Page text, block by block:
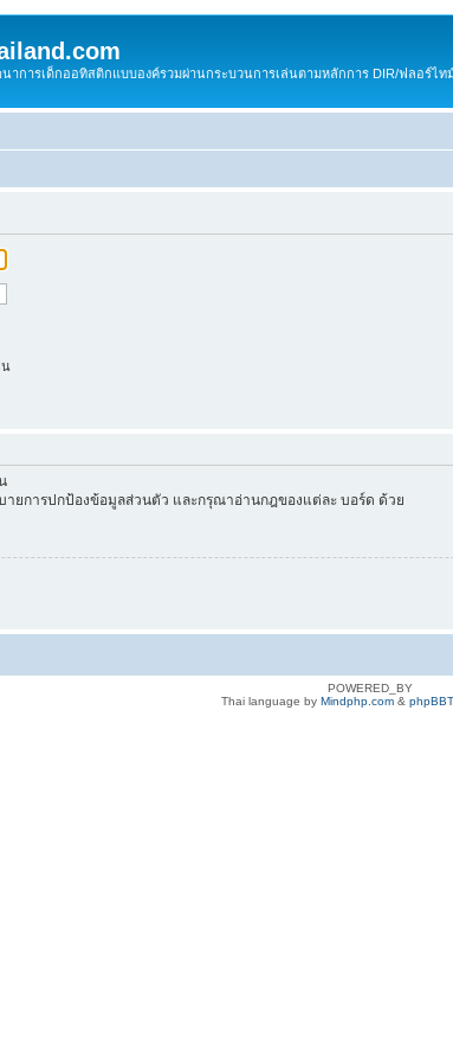
นาการเด็กออทิสติกแบบองค์รวมผ่านกระบวนการเล่นตามหลักการ DIR/ฟลอร์ไท
น
ยการปกป้องข้อมูลส่วนตัว และกรุณาอ่านกฎของแต่ละ บอร์ด ด้วย
POWERED_BY
Thai language by Mindphp.com&